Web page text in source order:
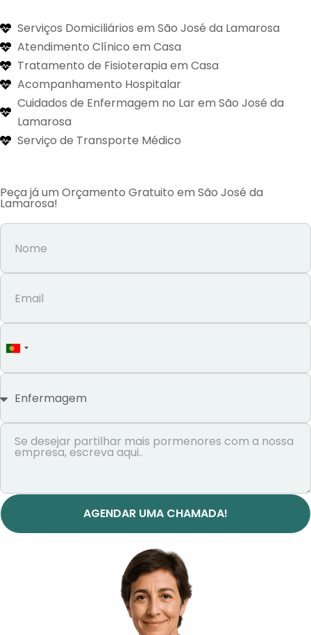
Serviços Domiciliários em São José da Lamarosa
Atendimento Clínico em Casa
Tratamento de Fisioterapia em Casa
Acompanhamento Hospitalar
Cuidados de Enfermagem no Lar em São José da
Lamarosa
Serviço de Transporte Médico
Peça já um Orçamento Gratuito em São José da
Lamarosa!
Portugal
+351
AGENDAR UMA CHAMADA!